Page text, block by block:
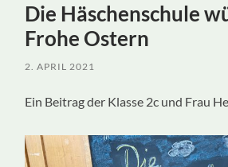
Die Häschenschule
Frohe Ostern
2. APRIL 2021
Ein Beitrag der Klasse 2c und Frau